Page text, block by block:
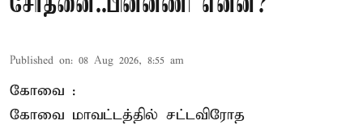
Published on: 08 Aug 2026, 8:55 am
கோவை :
கோவை மாவட்டத்தில் சட்டவிரோத